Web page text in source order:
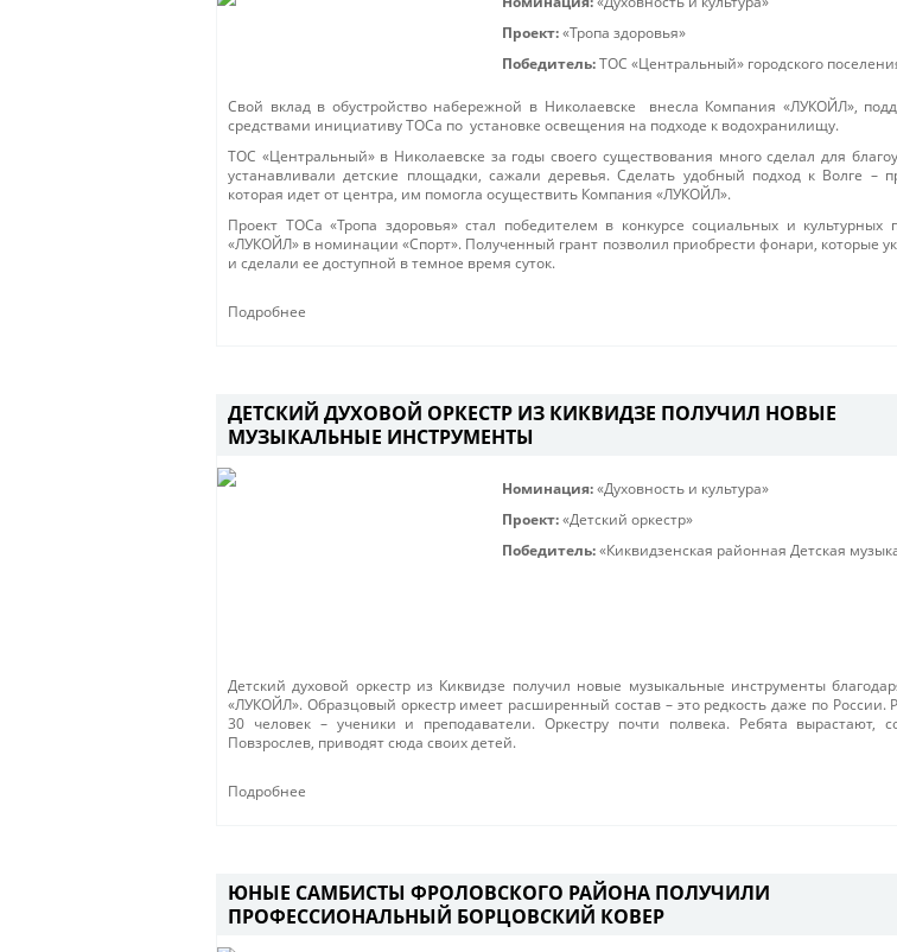
Проект: «Тропа здоровья»
Победитель: ТОС «Центральный» городского
Свой вклад в обустройство набережной в Николаевске внесла Компания «ЛУКОЙЛ»,
средствами инициативу ТОСа по установке освещения на подходе к водохранилищу.
ТОС «Центральный» в Николаевске за годы своего существования много сделал для
устанавливали детские площадки, сажали деревья. Сделать удобный подход к Волге –
которая идет от центра, им помогла осуществить Компания «ЛУКОЙЛ».
Проект ТОСа «Тропа здоровья» стал победителем в конкурсе социальных и культурных
«ЛУКОЙЛ» в номинации «Спорт». Полученный грант позволил приобрести фонари, которые
и сделали ее доступной в темное время суток.
Подробнее
ДЕТСКИЙ ДУХОВОЙ ОРКЕСТР ИЗ КИКВИДЗЕ ПОЛУЧИЛ НОВЫЕ
МУЗЫКАЛЬНЫЕ ИНСТРУМЕНТЫ
Номинация: «Духовность и культура»
Проект: «Детский оркестр»
Победитель: «Киквидзенская районная Детская
Детский духовой оркестр из Киквидзе получил новые музыкальные инструменты
«ЛУКОЙЛ». Образцовый оркестр имеет расширенный состав – это редкость даже по России.
30 человек – ученики и преподаватели. Оркестру почти полвека. Ребята вырастают,
Повзрослев, приводят сюда своих детей.
Подробнее
ЮНЫЕ САМБИСТЫ ФРОЛОВСКОГО РАЙОНА ПОЛУЧИЛИ
ПРОФЕССИОНАЛЬНЫЙ БОРЦОВСКИЙ КОВЕР